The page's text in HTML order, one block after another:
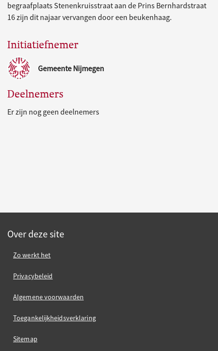
begraafplaats Stenenkruisstraat aan de Prins Bernhardstraat
16 zijn dit najaar vervangen door een beukenhaag.
Initiatiefnemer
Gemeente Nijmegen
Deelnemers
Er zijn nog geen deelnemers
Over deze site
Zo werkt het
Privacybeleid
Algemene voorwaarden
Toegankelijkheidsverklaring
Sitemap